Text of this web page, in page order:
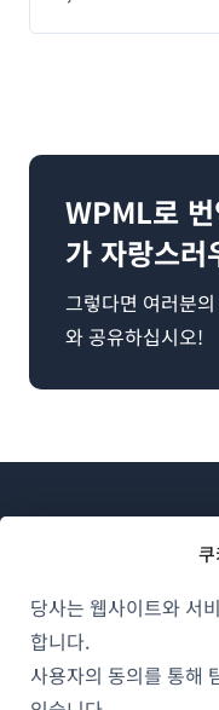
당사는 웹사이트와 서
합니다.
사용자의 동의를 통해
WPML로
가 자랑스러
그렇다면 여러분
와 공유하십시오!
GDPR